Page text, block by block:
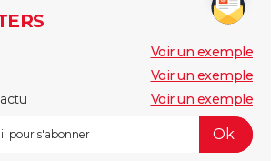
Voir un exemple
Voir un exemple
Voir un exemple